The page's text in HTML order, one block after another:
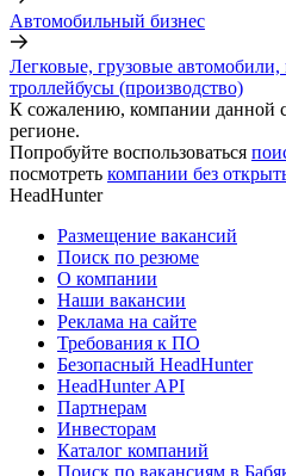
Автомобильный бизнес
Легковые, грузовые автомобили,
троллейбусы (производство)
К сожалению, компании данной
регионе.
Попробуйте воспользоваться
посмотреть компании без
HeadHunter
Размещение вакансий
Поиск по резюме
О компании
Наши вакансии
Реклама на сайте
Требования к ПО
Безопасный HeadHunter
HeadHunter API
Партнерам
Инвесторам
Каталог компаний
Поиск по вакансиям в